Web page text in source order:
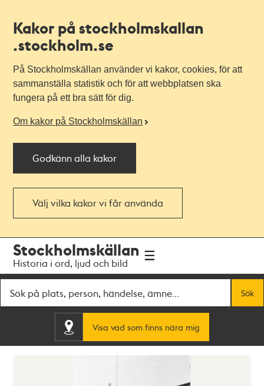
Kakor på stockholmskallan
.stockholm.se
På Stockholmskällan använder vi kakor, cookies, för att
sammanställa statistik och för att webbplatsen ska
fungera på ett bra sätt för dig.
Om kakor på Stockholmskällan
Godkänn alla kakor
Välj vilka kakor vi får använda
navigationen
huvudinnehållet
Stockholmskällan
Historia i ord, ljud och bild
Sök
Visa vad som finns nära mig